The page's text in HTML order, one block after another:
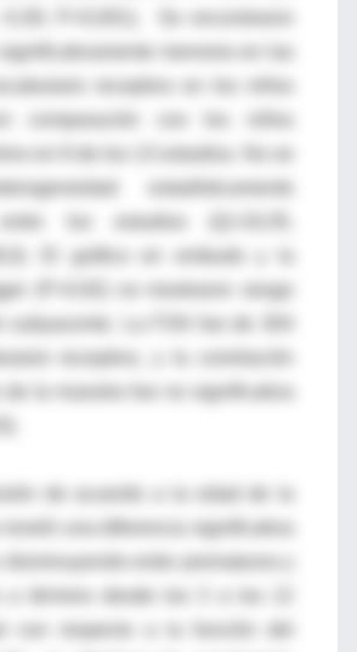
menores en las
estadísticamente
entre los estudios (Q=19,35,
(P=0,92) no mostraron sesgo
de la muestra fue no significativa
de acuerdo a la edad de la
reveló una diferencia significativa